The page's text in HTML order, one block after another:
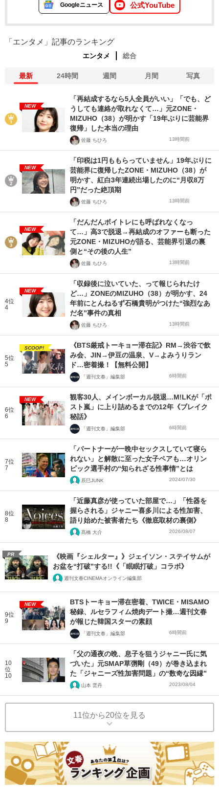
Googleニュース 公式YouTube
「エンタメ」記事のランキング
エンタメ 総合
最新 24時間 週間 月間 写真
NEW
「再結成するなら5人全員がいい」「でも、ど
うしても連絡が取れなくて…」元ZONE・
MIZUHO（38）が明かす「19年ぶりに芸能界
復帰」した本当の理由
佐藤 ちひろ 13時間前
NEW
「印税は1円ももらっていません」19年ぶりに
芸能界に復帰したZONE・MIZUHO（38）が
明かす、紅白3年連続出場したのに“月収8万
円”だった絶頂期
佐藤 ちひろ 13時間前
NEW
「だんだんボイトレにも呼ばれなくなっ
て…」高3で脱退→再結成のオファーも断った
元ZONE・MIZUHOが語る、芸能界引退の裏
側と“その後の人生”
佐藤 ちひろ 13時間前
4位
4
NEW
「収録後に泣いていた、って報じられたけ
ど…」ZONEのMIZUHO（38）が明かす、24
年前にとんねるず石橋貴明がつけた“強烈なあ
だ名”事件の真相
佐藤 ちひろ 13時間前
5位
5
SCOOP!
《BTS厳戒トーキョー滞在記》RM→渋谷で飲
み会、JIN→伊豆の温泉、V→よみうりラン
ド…密着撮！【無料公開】
「週刊文春」編集部 6時間前
6位
6
NEW
観客30人、メインボーカル脱退…M!LKが「ポ
スト嵐」に上り詰めるまでの12年《ブレイク
秘話》
「週刊文春」編集部 6時間前
7位
7
「パートナーが一晩中セックスしていて寝ら
れない」と解散に至った女子ペアも…オリン
ピック選手村の“知られざる性事情”とは
辰巳JUNK 2024/07/30
8位
8
「近藤真彦が使っていた部屋で…」「性器を
握らされる」ジャニー喜多川による性加害、
語り始めた被害者たち《徹底取材の裏側》
髙橋 大介 2026/08/07
PR
《映画『シェルター』》ジェイソン・ステイサムが
お盆を“打破”する!!《「眠眠打破」コラボ》
週刊文春CINEMAオンライン編集部
9位
9
NEW
BTSトーキョー滞在密着、TWICE・MISAMO
秘録、ルセラフィム焼肉デート撮…週刊文春
が報じた韓国スターの素顔
「週刊文春」編集部 6時間前
10
位
10
「父の通夜の晩、息子を狙うジャニー氏に気
づいた」元SMAP草彅剛（49）が巻き込まれ
た「ジャニーズ性加害問題」の“数奇な因縁”
山本 雲丹 2023/08/04
11位から20位を見る